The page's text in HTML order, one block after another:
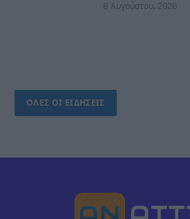
8 Αυγούστου, 2026
ΟΛΕΣ ΟΙ ΕΙΔΗΣΕΙΣ